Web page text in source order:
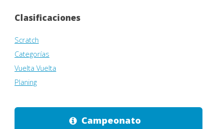
Clasificaciones
Scratch
Categorías
Vuelta Vuelta
Planing
Campeonato